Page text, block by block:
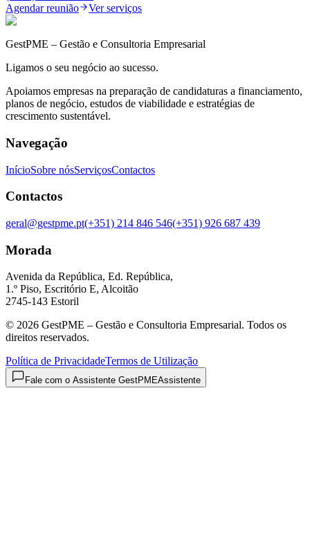
Agendar reunião
Ver serviços
GestPME – Gestão e Consultoria Empresarial
Ligamos o seu negócio ao sucesso.
Apoiamos empresas na preparação de candidaturas a financiamento,
planos de negócio, estudos de viabilidade e estratégias de
crescimento sustentável.
Navegação
InícioSobre nósServiçosContactos
Contactos
geral@gestpme.pt(+351) 214 846 546(+351) 926 687 439
Morada
Avenida da República, Ed. República,
1.º Piso, Escritório E, Alcoitão
2745-143 Estoril
© 2026 GestPME – Gestão e Consultoria Empresarial. Todos os
direitos reservados.
Política de PrivacidadeTermos de Utilização
Fale com o Assistente GestPMEAssistente